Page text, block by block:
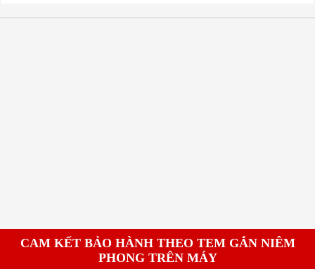
CAM KẾT BẢO HÀNH THEO TEM GẮN NIÊM
PHONG TRÊN MÁY